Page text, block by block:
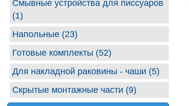
Смывные устройства для писсуаров
(1)
Напольные (23)
Готовые комплекты (52)
Для накладной раковины - чаши (5)
Скрытые монтажные части (9)